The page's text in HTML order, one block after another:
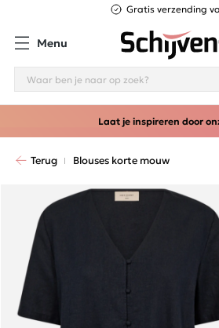
Gratis verzending
Menu
Laat je inspireren door
Terug Blouses korte mouw